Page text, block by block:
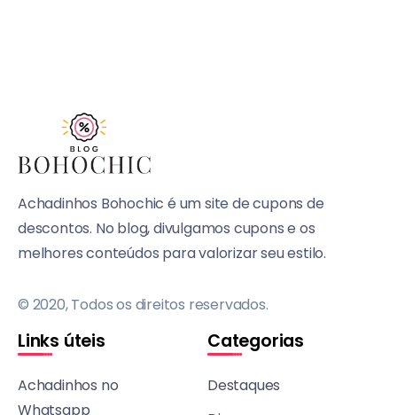
Achadinhos Bohochic é um site de cupons de
descontos. No blog, divulgamos cupons e os
melhores conteúdos para valorizar seu estilo.
© 2020, Todos os direitos reservados.
Links úteis
Achadinhos no
Whatsapp
Categorias
Destaques